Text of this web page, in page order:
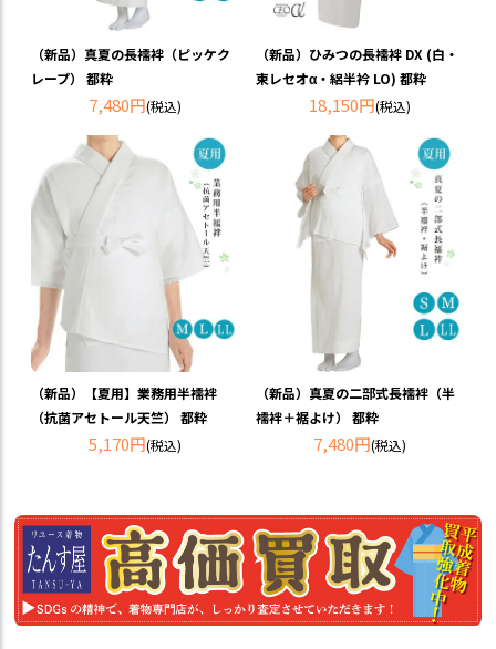
（新品）真夏の長襦袢（ピッケク
レープ） 都粋
7,480円(税込)
（新品）ひみつの長襦袢 DX (白・
東レセオα・絽半衿 LO) 都粋
18,150円(税込)
（新品）【夏用】業務用半襦袢
（抗菌アセトール天竺） 都粋
5,170円(税込)
（新品）真夏の二部式長襦袢（半
襦袢＋裾よけ） 都粋
7,480円(税込)